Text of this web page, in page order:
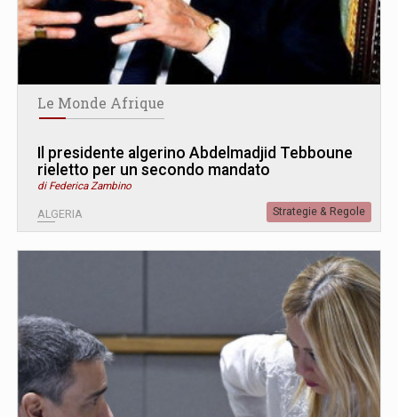
Le Monde Afrique
Il presidente algerino Abdelmadjid Tebboune
rieletto per un secondo mandato
di Federica Zambino
ALGERIA Strategie & Regole